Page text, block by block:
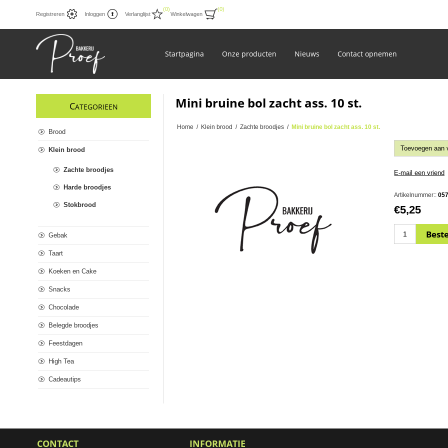
Registreren Inloggen Verlanglijst
(0)
Winkelwagen
(0)
Startpagina Onze producten Nieuws Contact opnemen
Mini bruine bol zacht ass. 10 st.
Home / Klein brood / Zachte broodjes / Mini bruine bol zacht ass. 10 st.
Artikelnummer::
€5,25
CATEGORIEEN
Brood
Klein brood
Zachte broodjes
Harde broodjes
Stokbrood
Gebak
Taart
Koeken en Cake
Snacks
Chocolade
Belegde broodjes
Feestdagen
High Tea
Cadeautips
CONTACT INFORMATIE